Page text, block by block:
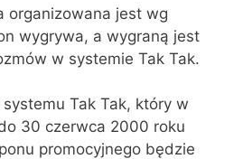
organizowana jest wg
wygrywa, a wygraną jest
w systemie Tak Tak.
Tak Tak, który w
30 czerwca 2000 roku
promocyjnego będzie